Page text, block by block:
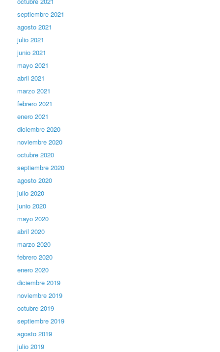
septiembre 2021
agosto 2021
julio 2021
junio 2021
mayo 2021
abril 2021
marzo 2021
febrero 2021
enero 2021
diciembre 2020
noviembre 2020
octubre 2020
septiembre 2020
agosto 2020
julio 2020
junio 2020
mayo 2020
abril 2020
marzo 2020
febrero 2020
enero 2020
diciembre 2019
noviembre 2019
octubre 2019
septiembre 2019
agosto 2019
julio 2019